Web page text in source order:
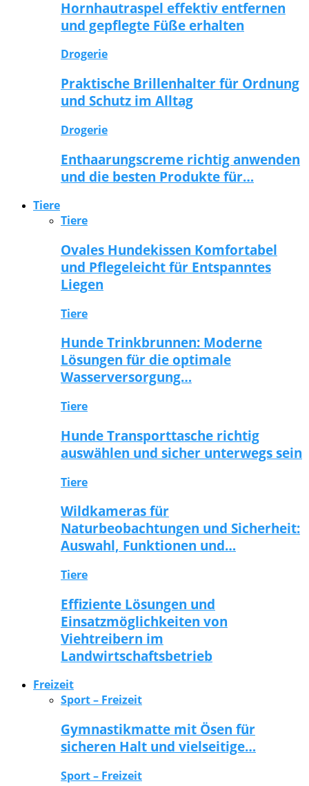
Hornhautraspel effektiv entfernen
und gepflegte Füße erhalten
Drogerie
Praktische Brillenhalter für Ordnung
und Schutz im Alltag
Drogerie
Enthaarungscreme richtig anwenden
und die besten Produkte für…
Tiere
Tiere
Ovales Hundekissen Komfortabel
und Pflegeleicht für Entspanntes
Liegen
Tiere
Hunde Trinkbrunnen: Moderne
Lösungen für die optimale
Wasserversorgung…
Tiere
Hunde Transporttasche richtig
auswählen und sicher unterwegs sein
Tiere
Wildkameras für
Naturbeobachtungen und Sicherheit:
Auswahl, Funktionen und…
Tiere
Effiziente Lösungen und
Einsatzmöglichkeiten von
Viehtreibern im
Landwirtschaftsbetrieb
Freizeit
Sport – Freizeit
Gymnastikmatte mit Ösen für
sicheren Halt und vielseitige…
Sport – Freizeit